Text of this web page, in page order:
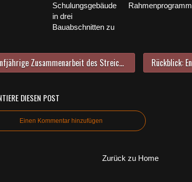
Schulungsgebäude
in drei
Bauabschnitten zu
Rahmenprogramm
Fünfjährige Zusammenarbeit des Streicherorchesters des Gymnasiums Veitshöchheim mit Profis von Erfolg gekrönt - Johannes Knorr ist nun Mitglied des Bundesjugendorchesters
DIESEN POST
Einen Kommentar hinzufügen
Zurück zu Home